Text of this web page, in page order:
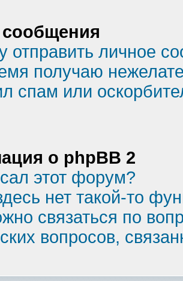
отправить личное
получаю
спам или
о phpBB 2
этот форум?
нет такой-то
связаться по
вопросов,